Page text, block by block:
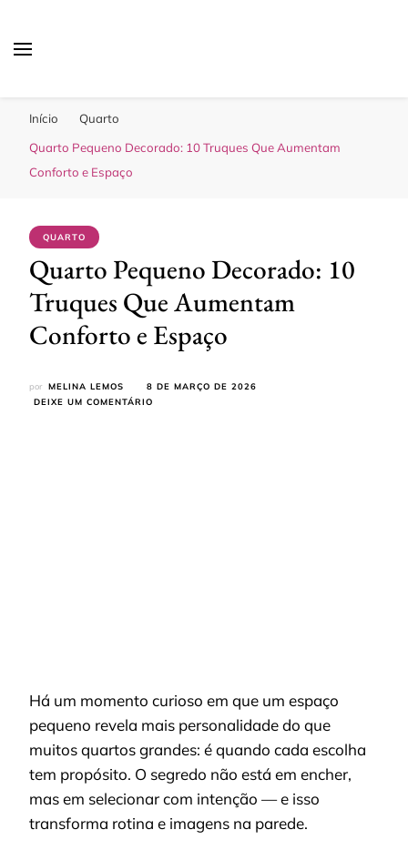
Início
Quarto
Quarto Pequeno Decorado: 10 Truques Que Aumentam
Conforto e Espaço
QUARTO
Quarto Pequeno Decorado: 10
Truques Que Aumentam
Conforto e Espaço
por MELINA LEMOS
8 DE MARÇO DE 2026
DEIXE UM COMENTÁRIO
Há um momento curioso em que um espaço
pequeno revela mais personalidade do que
muitos quartos grandes: é quando cada escolha
tem propósito. O segredo não está em encher,
mas em selecionar com intenção — e isso
transforma rotina e imagens na parede.